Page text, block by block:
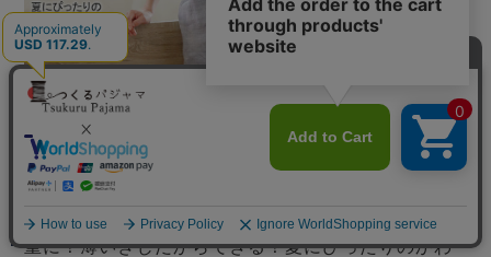
メニュー
胸パットなしでも透けにくい 女性は透け感が気に
なります。かといって胸パットはムレる･･･最小限の
ひだを重ねることで透け感を気にせず、下に何もつ
けなくていいから1枚で涼しい！胸部分のみ生地を3
重に！薄いきじだからできる！夏にぴったりのかわ